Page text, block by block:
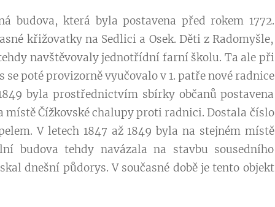
budova, která byla postavena před rokem 1772.
křižovatky na Sedlici a Osek. Děti z Radomyšle,
navštěvovaly jednotřídní farní školu. Ta ale při
se poté provizorně vyučovalo v 1. patře nové radnice
byla prostřednictvím sbírky občanů postavena
místě Čížkovské chalupy proti radnici. Dostala číslo
V letech 1847 až 1849 byla na stejném místě
budova tehdy navázala na stavbu sousedního
dnešní půdorys. V současné době je tento objekt